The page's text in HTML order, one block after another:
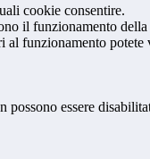
cookie consentire.
il funzionamento
al funzionamento potete
possono essere